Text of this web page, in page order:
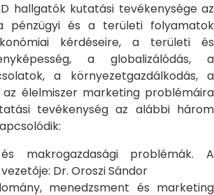
hallgatók kutatási tevékenysége az
pénzügyi és a területi folyamatok
kérdéseire, a területi és
a globalizálódás, a
a környezetgazdálkodás, a
az élelmiszer marketing problémáira
tevékenység az alábbi három
makrogazdasági problémák. A
Dr. Oroszi Sándor
menedzsment és marketing